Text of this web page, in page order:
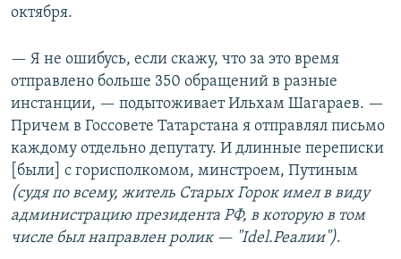
октября.
— Я не ошибусь, если скажу, что за это время
отправлено больше 350 обращений в разные
инстанции, — подытоживает Ильхам Шагараев. —
Причем в Госсовете Татарстана я отправлял письмо
каждому отдельно депутату. И длинные переписки
[были] с горисполкомом, минстроем, Путиным
(судя по всему, житель Старых Горок имел в виду
администрацию президента РФ, в которую в том
числе был направлен ролик — "Idel.Реалии").